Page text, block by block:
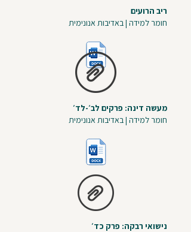
ריב הרועים
חומר למידה | באדיבות אנונימית
מעשה דינה: פרקים לב׳-לד׳
חומר למידה | באדיבות אנונימית
נישואי רבקה: פרק כד׳